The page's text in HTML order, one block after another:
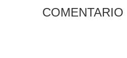
COMENTARIO